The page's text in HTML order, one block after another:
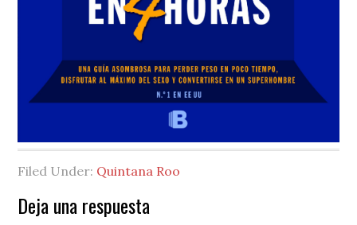
Filed Under: Quintana Roo
Reader
Deja una respuesta